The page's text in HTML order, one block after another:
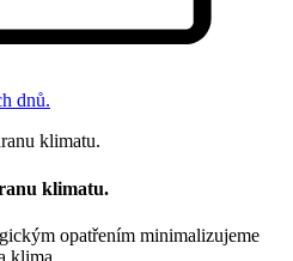
dnů.
klimatu.
opatřením minimalizujeme
klima.